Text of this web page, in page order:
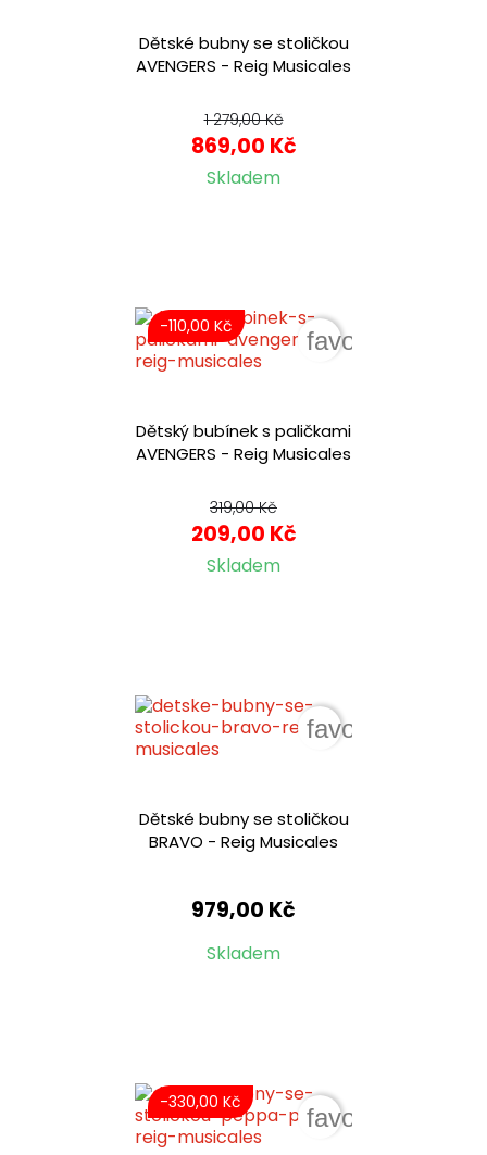
Dětské bubny se stoličkou
AVENGERS - Reig Musicales
1 279,00 Kč
869,00 Kč
Skladem
Dětský bubínek s paličkami
AVENGERS - Reig Musicales
319,00 Kč
209,00 Kč
Skladem
-110,00 Kč
favorite_border
Dětské bubny se stoličkou
BRAVO - Reig Musicales
979,00 Kč
Skladem
favorite_border
-330,00 Kč
favorite_border